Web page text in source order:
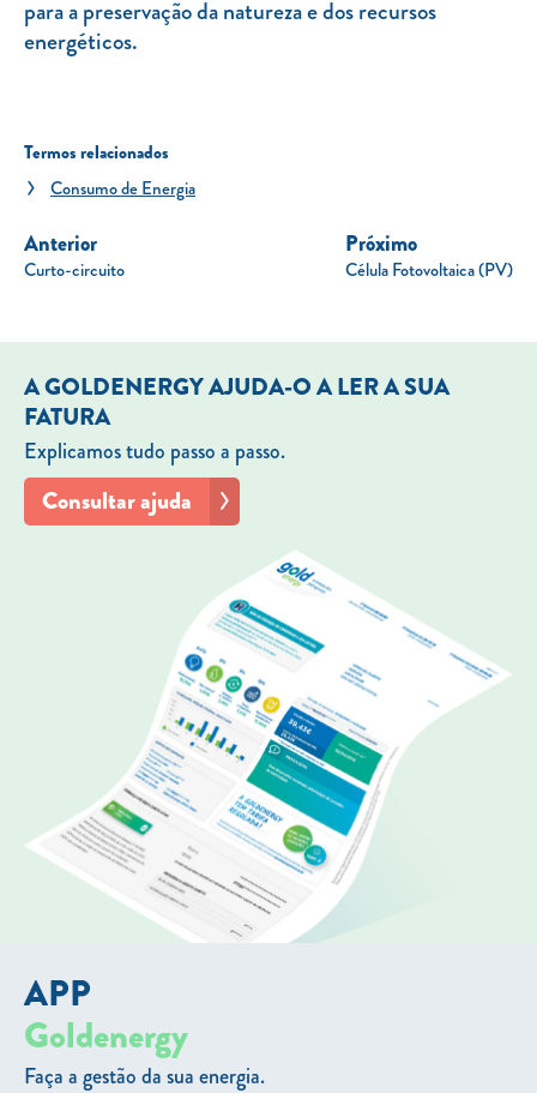
para a preservação da natureza e dos recursos
energéticos.
Termos relacionados
Consumo de Energia
Anterior
Curto-circuito
Próximo
Célula Fotovoltaica (PV)
A GOLDENERGY AJUDA-O A LER A SUA
FATURA
Explicamos tudo passo a passo.
Consultar ajuda
APP
Goldenergy
Faça a gestão da sua energia.